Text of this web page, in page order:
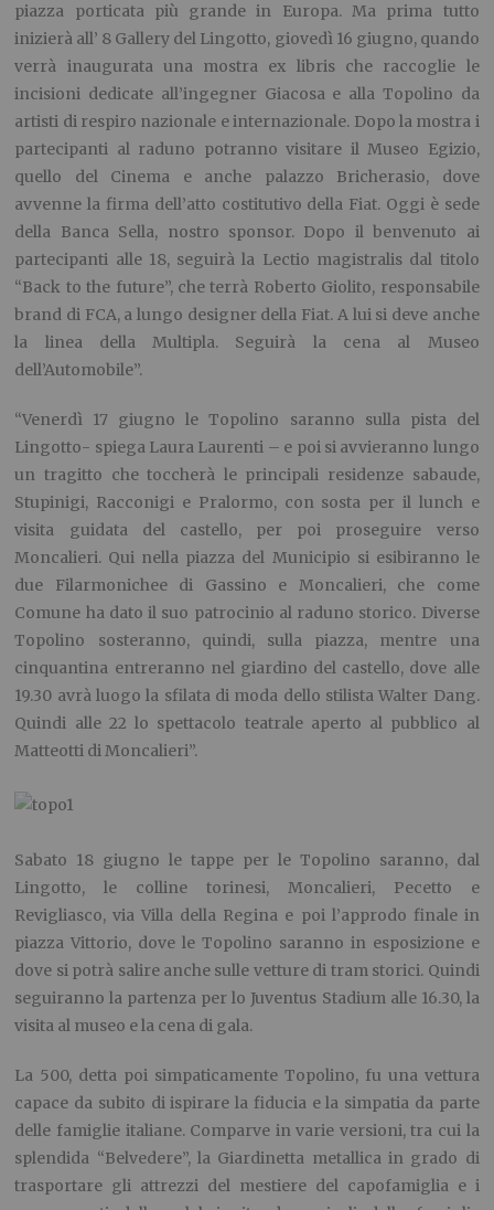
piazza porticata più grande in Europa. Ma prima tutto
inizierà all’ 8 Gallery del Lingotto, giovedì 16 giugno, quando
verrà inaugurata una mostra ex libris che raccoglie le
incisioni dedicate all’ingegner Giacosa e alla Topolino da
artisti di respiro nazionale e internazionale. Dopo la mostra i
partecipanti al raduno potranno visitare il Museo Egizio,
quello del Cinema e anche palazzo Bricherasio, dove
avvenne la firma dell’atto costitutivo della Fiat. Oggi è sede
della Banca Sella, nostro sponsor. Dopo il benvenuto ai
partecipanti alle 18, seguirà la Lectio magistralis dal titolo
“Back to the future”, che terrà Roberto Giolito, responsabile
brand di FCA, a lungo designer della Fiat. A lui si deve anche
la linea della Multipla. Seguirà la cena al Museo
dell’Automobile”.
“Venerdì 17 giugno le Topolino saranno sulla pista del
Lingotto- spiega Laura Laurenti – e poi si avvieranno lungo
un tragitto che toccherà le principali residenze sabaude,
Stupinigi, Racconigi e Pralormo, con sosta per il lunch e
visita guidata del castello, per poi proseguire verso
Moncalieri. Qui nella piazza del Municipio si esibiranno le
due Filarmonichee di Gassino e Moncalieri, che come
Comune ha dato il suo patrocinio al raduno storico. Diverse
Topolino sosteranno, quindi, sulla piazza, mentre una
cinquantina entreranno nel giardino del castello, dove alle
19.30 avrà luogo la sfilata di moda dello stilista Walter Dang.
Quindi alle 22 lo spettacolo teatrale aperto al pubblico al
Matteotti di Moncalieri”.
Sabato 18 giugno le tappe per le Topolino saranno, dal
Lingotto, le colline torinesi, Moncalieri, Pecetto e
Revigliasco, via Villa della Regina e poi l’approdo finale in
piazza Vittorio, dove le Topolino saranno in esposizione e
dove si potrà salire anche sulle vetture di tram storici. Quindi
seguiranno la partenza per lo Juventus Stadium alle 16.30, la
visita al museo e la cena di gala.
La 500, detta poi simpaticamente Topolino, fu una vettura
capace da subito di ispirare la fiducia e la simpatia da parte
delle famiglie italiane. Comparve in varie versioni, tra cui la
splendida “Belvedere”, la Giardinetta metallica in grado di
trasportare gli attrezzi del mestiere del capofamiglia e i